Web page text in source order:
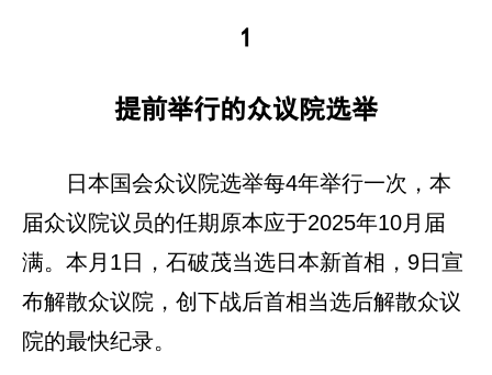
1
提前举行的众议院选举
日本国会众议院选举每4年举行一次，本
届众议院议员的任期原本应于2025年10月届
满。本月1日，石破茂当选日本新首相，9日宣
布解散众议院，创下战后首相当选后解散众议
院的最快纪录。